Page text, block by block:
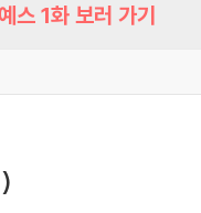
스 1화 보러 가기